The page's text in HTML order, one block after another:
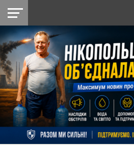
НІКОПОЛЬ
РАЙОН
СІЧЕСЛАВСЬКА
УКРАЇНА
РЕТРО
НІКОПОЛЬ
ЛАЙТ
УКРАЇНА
ДОПОМОГА
РАДІО